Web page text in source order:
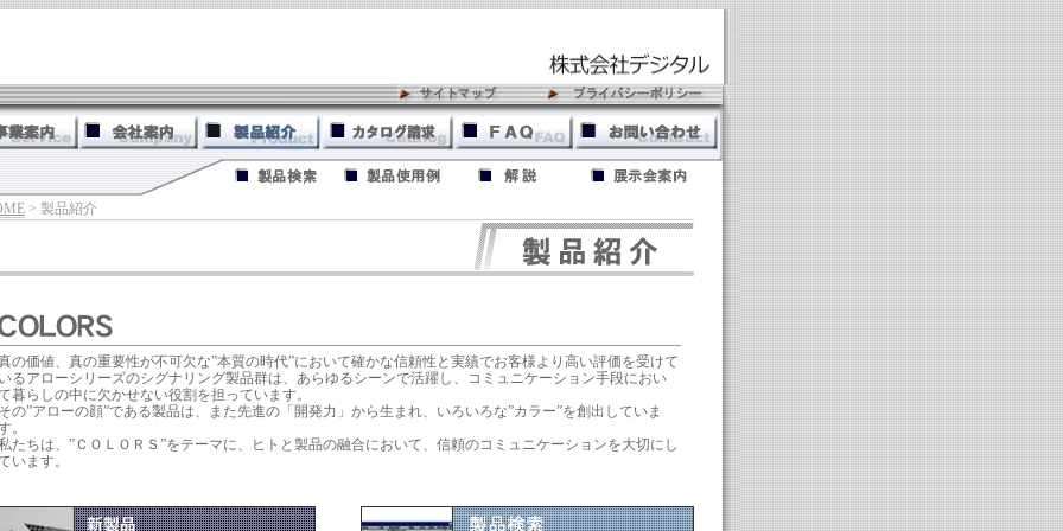
> 製品紹介
の価値、真の重要性が不可欠な”本質の時代”において確かな信頼性と実績でお客様より高い評価を受けて
るアローシリーズのシグナリング製品群は、あらゆるシーンで活躍し、コミュニケーション手段におい
暮らしの中に欠かせない役割を担っています。
の”アローの顔”である製品は、また先進の「開発力」から生まれ、いろいろな”カラー”を創出していま
。
たちは、”ＣＯＬＯＲＳ”をテーマに、ヒトと製品の融合において、信頼のコミュニケーションを大切にし
います。